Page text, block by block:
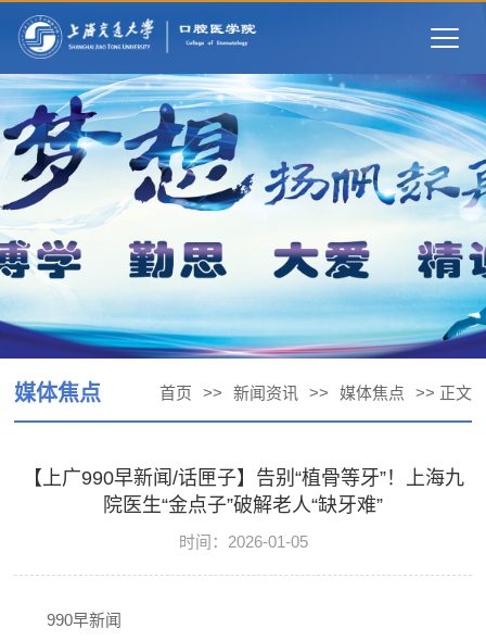
媒体焦点 首页 >> 新闻资讯 >> 媒体焦点 >> 正文
【上广990早新闻/话匣子】告别“植骨等牙”！上海九
院医生“金点子”破解老人“缺牙难”
时间：2026-01-05
990早新闻